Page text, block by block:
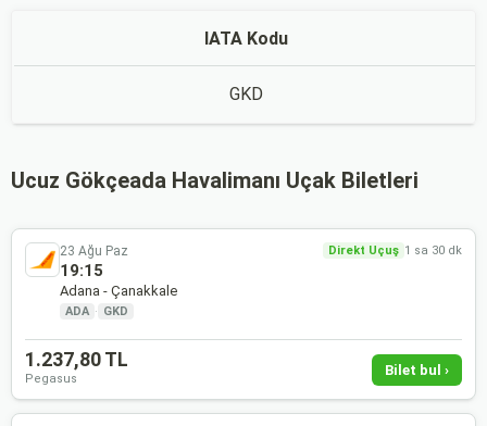
IATA Kodu
GKD
Ucuz Gökçeada Havalimanı Uçak Biletleri
23 Ağu Paz Direkt Uçuş 1 sa 30 dk
19:15
Adana - Çanakkale
ADA · GKD
1.237,80 TL
Pegasus
Bilet bul ›